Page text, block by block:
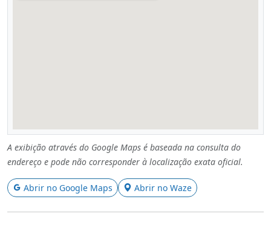
A exibição através do Google Maps é baseada na consulta do
endereço e pode não corresponder à localização exata oficial.
Abrir no Google Maps Abrir no Waze